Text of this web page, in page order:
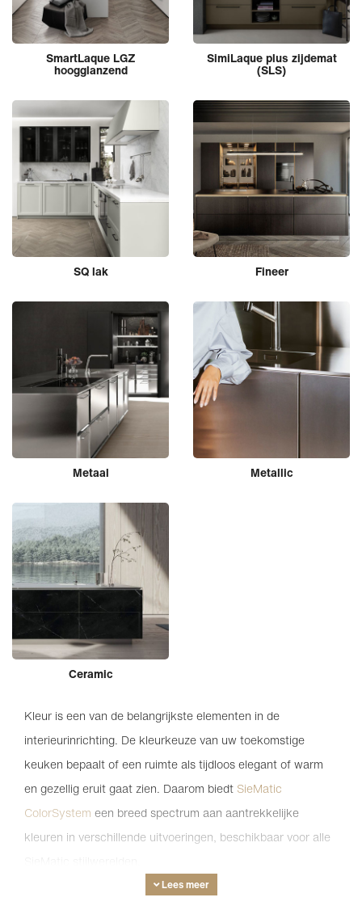
SmartLaque LGZ
hoogglanzend
SimiLaque plus zijdemat
(SLS)
SQ lak Fineer
Metaal Metallic
Ceramic
Kleur is een van de belangrijkste elementen in de
interieurinrichting. De kleurkeuze van uw toekomstige
keuken bepaalt of een ruimte als tijdloos elegant of warm
en gezellig eruit gaat zien. Daarom biedt SieMatic
ColorSystem een breed spectrum aan aantrekkelijke
kleuren in verschillende uitvoeringen, beschikbaar voor alle
Lees meer